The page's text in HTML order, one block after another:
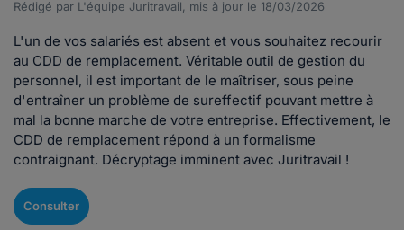
Rédigé par L'équipe Juritravail, mis à jour le 18/03/2026
L'un de vos salariés est absent et vous souhaitez recourir
au CDD de remplacement. Véritable outil de gestion du
personnel, il est important de le maîtriser, sous peine
d'entraîner un problème de sureffectif pouvant mettre à
mal la bonne marche de votre entreprise. Effectivement, le
CDD de remplacement répond à un formalisme
contraignant. Décryptage imminent avec Juritravail !
Consulter